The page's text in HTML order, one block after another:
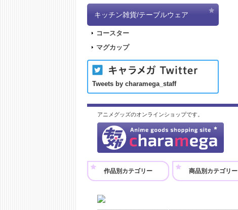
キッチン雑貨/テーブルウェア
コースター
マグカップ
Tweets by charamega_staff
アニメグッズのオンラインショップです。
作品別カテゴリー 商品別カテゴリー